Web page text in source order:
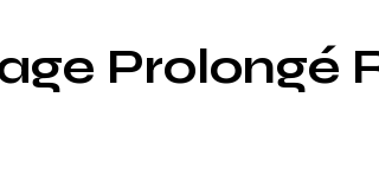
Prolongé